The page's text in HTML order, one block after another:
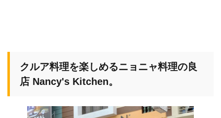
クルア料理を楽しめるニョニャ料理の良
店 Nancy's Kitchen。